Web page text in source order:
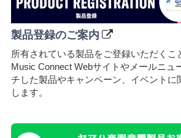
製品登録のご案内
所有されている製品をご登録いただくこ
Music Connect Webサイトやメールニュ
チした製品やキャンペーン、イベントに
します。